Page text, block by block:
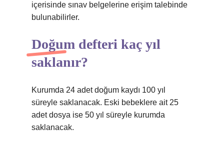
içerisinde sınav belgelerine erişim talebinde
bulunabilirler.
Doğum defteri kaç yıl
saklanır?
Kurumda 24 adet doğum kaydı 100 yıl
süreyle saklanacak. Eski bebeklere ait 25
adet dosya ise 50 yıl süreyle kurumda
saklanacak.